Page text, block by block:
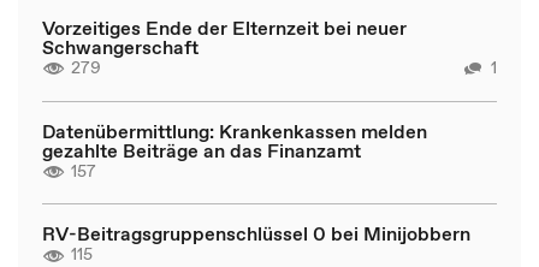
Vorzeitiges Ende der Elternzeit bei neuer
Schwangerschaft
279 1
Datenübermittlung: Krankenkassen melden
gezahlte Beiträge an das Finanzamt
157
RV-Beitragsgruppenschlüssel 0 bei Minijobbern
115